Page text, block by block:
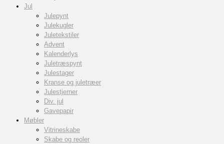
Jul
Julepynt
Julekugler
Juletekstiler
Advent
Kalenderlys
Juletræspynt
Julestager
Kranse og juletræer
Julestjerner
Div. jul
Gavepapir
Møbler
Vitrineskabe
Skabe og reoler